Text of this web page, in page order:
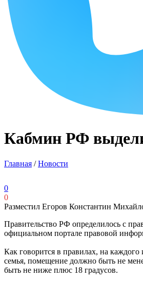
Кабмин РФ
Главная /Новости
0
0
Разместил Егоров Константин
Правительство РФ определилось с
официальном портале правовой
Как говорится в правилах, на
семья, помещение должно быть не
быть не ниже плюс 18 градусов.